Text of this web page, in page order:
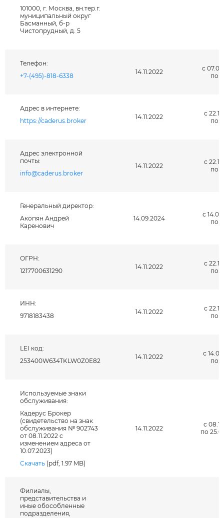
101000, г. Москва, вн.тер.г.
муниципальный округ
Басманный, б-р
Чистопрудный, д. 5
Телефон:
+7-(495)-818-6338
14.11.2022
с
по
Адрес в интернете:
https://caderus.broker
14.11.2022
с
по
Адрес электронной
почты:
info@caderus.broker
14.11.2022
с
по
Генеральный директор:
Акопян Андрей
Каренович
14.09.2024
с
по
ОГРН:
1217700631290
14.11.2022
с
по
ИНН:
9718183438
14.11.2022
с
по
LEI код:
253400W634TKLW0Z0E82
14.11.2022
с
по
Используемые знаки
обслуживания:
Кадерус Брокер
(свидетельство на знак
обслуживания № 902743
от 08.11.2022 с
изменением адреса от
10.07.2023)
Скачать (pdf, 1.97 MB)
14.11.2022
с
по
Филиалы,
представительства и
иные обособленные
подразделения,